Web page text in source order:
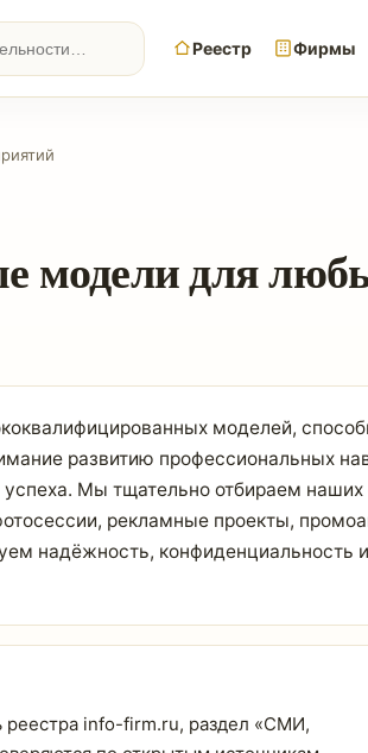
Реестр Фирмы
модели для
моделей,
развитию профессиональных
Мы тщательно отбираем
рекламные проекты,
надёжность, конфиденциальность
info-firm.ru, раздел «СМИ,